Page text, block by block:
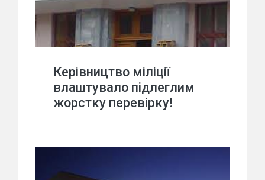
Керівництво міліції
влаштувало підлеглим
жорстку перевірку!